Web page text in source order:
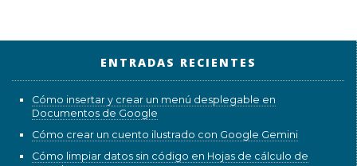
ENTRADAS RECIENTES
Cómo insertar y crear un menú desplegable en
Documentos de Google
Cómo crear un cuento ilustrado con Google Gemini
Cómo limpiar datos sin código en Hojas de cálculo de